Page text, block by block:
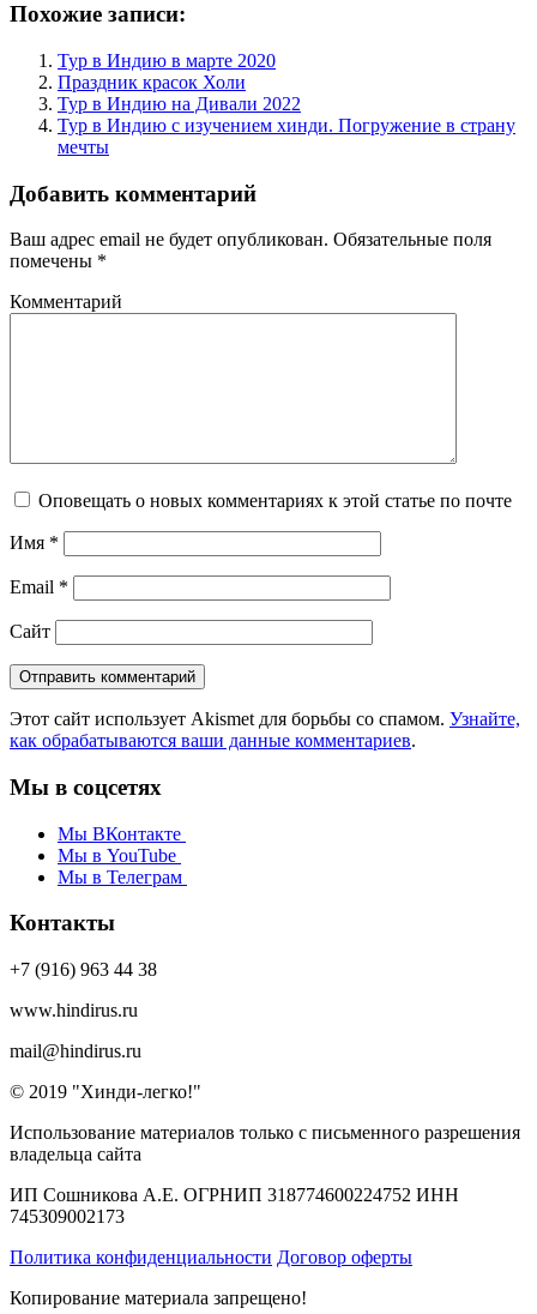
Похожие записи:
Тур в Индию в марте 2020
Праздник красок Холи
Тур в Индию на Дивали 2022
Тур в Индию с изучением хинди. Погружение в страну
мечты
Добавить комментарий
Ваш адрес email не будет опубликован. Обязательные поля
помечены *
Комментарий
Оповещать о новых комментариях к этой статье по почте
Имя *
Email *
Сайт
Этот сайт использует Akismet для борьбы со спамом. Узнайте,
как обрабатываются ваши данные комментариев.
Мы в соцсетях
Мы ВКонтакте
Мы в YouTube
Мы в Телеграм
Контакты
+7 (916) 963 44 38
www.hindirus.ru
mail@hindirus.ru
© 2019 "Хинди-легко!"
Использование материалов только с письменного разрешения
владельца сайта
ИП Сошникова А.Е. ОГРНИП 318774600224752 ИНН
745309002173
Политика конфиденциальности Договор оферты
Копирование материала запрещено!